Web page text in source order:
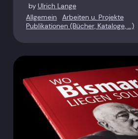
by Ulrich Lange
Allgemein
Arbeiten u. Projekte
Publikationen (Bücher, Kataloge, …)